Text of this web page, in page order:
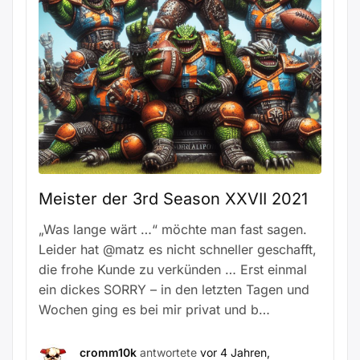
Meister der 3rd Season XXVII 2021
„Was lange wärt …“ möchte man fast sagen.
Leider hat @matz es nicht schneller geschafft,
die frohe Kunde zu verkünden … Erst einmal
ein dickes SORRY – in den letzten Tagen und
Wochen ging es bei mir privat und b…
cromm10k antwortete vor 4 Jahren,